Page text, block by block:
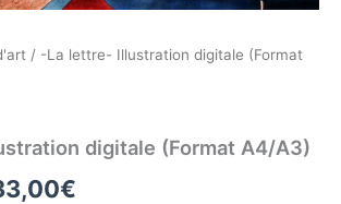
/ -La lettre- Illustration digitale (Format
digitale (Format A4/A3)
€